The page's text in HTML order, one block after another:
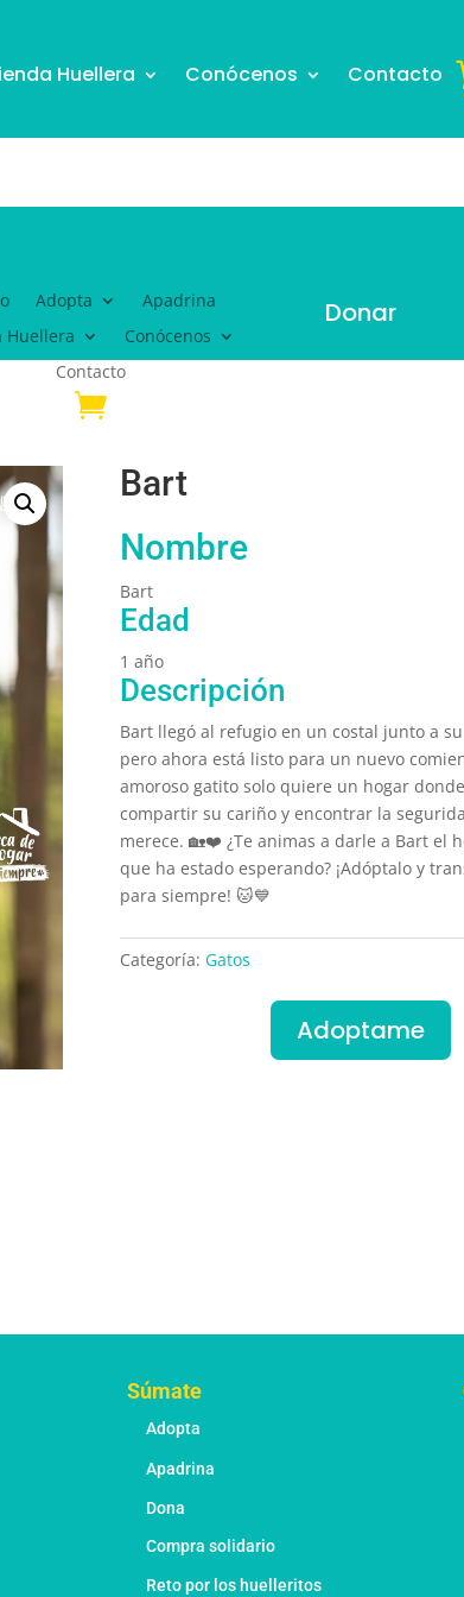
Huellera Conócenos Contacto
Adopta
Apadrina
Huellera
Conócenos
Contacto
Donar
Bart
Nombre
Bart
Edad
1 año
Descripción
Bart llegó al refugio en un costal junto a
pero ahora está listo para un nuevo
amoroso gatito solo quiere un hogar
compartir su cariño y encontrar la
merece. 🏡❤️ ¿Te animas a darle a Bart el
que ha estado esperando? ¡Adóptalo y
para siempre! 🐱💙
Categoría: Gatos
Adoptame
Súmate
Adopta
Apadrina
Dona
Compra solidario
Reto por los huelleritos